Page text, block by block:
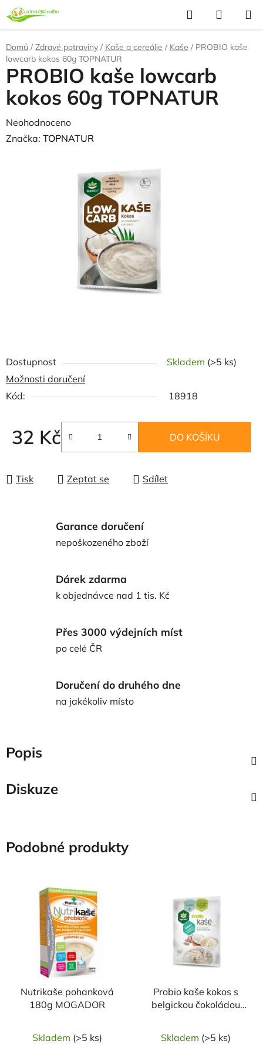
Přejít
na
obsah
Hledat
KOŠÍK
Domů / Zdravé potraviny / Kaše a cereálie / Kaše / PROBIO kaše
lowcarb kokos 60g TOPNATUR
Dostupnost Skladem (>5 ks)
Možnosti doručení
Kód:
18918
32 Kč
Měrná cena:
DO KOŠÍKU
Tisk Zeptat se Sdílet
PROBIO kaše lowcarb
kokos 60g TOPNATUR
Průměrné
hodnocení
Neohodnoceno
Značka: TOPNATUR
Garance doručení
nepoškozeného zboží
Dárek zdarma
k objednávce nad 1 tis. Kč
Přes 3000 výdejních míst
po celé ČR
Doručení do druhého dne
na jakékoliv místo
Popis
Diskuze
Podobné produkty
Nutrikaše pohanková
180g MOGADOR
Skladem (>5 ks)
Probio kaše kokos s
belgickou čokoládou
Skladem (>5 ks)